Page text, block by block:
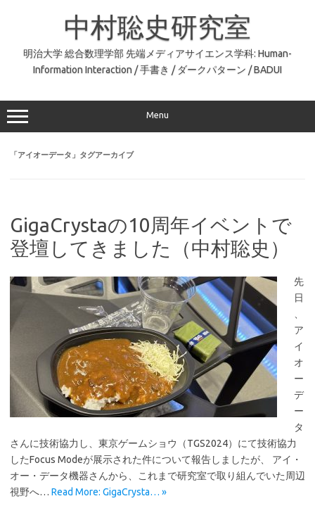
中村聡史研究室
明治大学 総合数理学部 先端メディアサイエンス学科: Human-
Information Interaction / 手書き / ダークパターン / BADUI
Menu
「アイオーデータ 」タグアーカイブ
GigaCrystaの10周年イベントで
登壇してきました（中村聡史）
先
日
ア
イ
オ
ー
デ
ー
タ
さんに技術協力し、東京ゲームショウ（TGS2024）にて技術協力
したFocus Modeが展示された件について報告しましたが、 アイ・
オー・データ機器さんから、これまで研究室で取り組んでいた周辺
視野へ… Read More: GigaCrysta… »